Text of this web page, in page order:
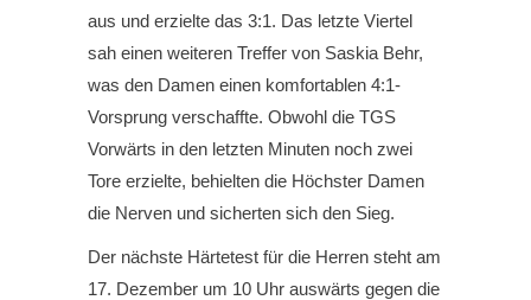
aus und erzielte das 3:1. Das letzte Viertel
sah einen weiteren Treffer von Saskia Behr,
was den Damen einen komfortablen 4:1-
Vorsprung verschaffte. Obwohl die TGS
Vorwärts in den letzten Minuten noch zwei
Tore erzielte, behielten die Höchster Damen
die Nerven und sicherten sich den Sieg.
Der nächste Härtetest für die Herren steht am
17. Dezember um 10 Uhr auswärts gegen die